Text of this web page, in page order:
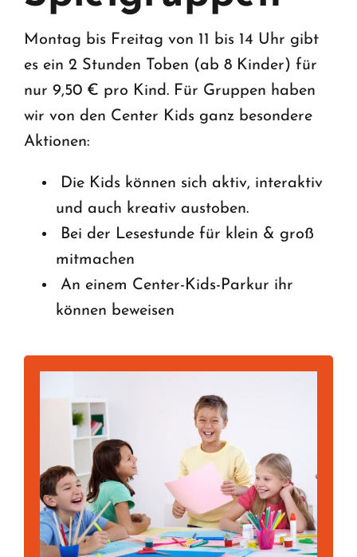
Montag bis Freitag von 11 bis 14 Uhr gibt
es ein 2 Stunden Toben (ab 8 Kinder) für
nur 9,50 € pro Kind. Für Gruppen haben
wir von den Center Kids ganz besondere
Aktionen:
Die Kids können sich aktiv, interaktiv
und auch kreativ austoben.
Bei der Lesestunde für klein & groß
mitmachen
An einem Center-Kids-Parkur ihr
können beweisen